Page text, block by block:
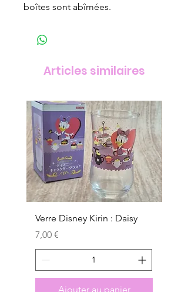
boîtes sont abîmées.
Articles similaires
Verre Disney Kirin : Daisy
Prix
7,00 €
Ajouter au panier